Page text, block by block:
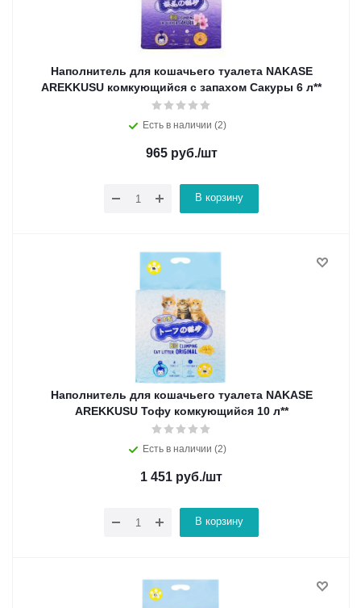
Наполнитель для кошачьего туалета NAKASE
AREKKUSU комкующийся c запахом Сакуры 6 л**
Есть в наличии (2)
965руб./шт
В корзину
Наполнитель для кошачьего туалета NAKASE
AREKKUSU Тофу комкующийся 10 л**
Есть в наличии (2)
1 451 руб./шт
В корзину